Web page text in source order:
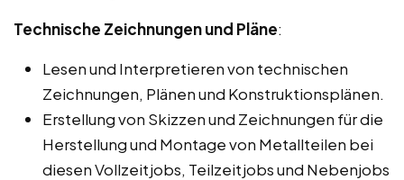
Technische Zeichnungen und Pläne:
Lesen und Interpretieren von technischen
Zeichnungen, Plänen und Konstruktionsplänen.
Erstellung von Skizzen und Zeichnungen für die
Herstellung und Montage von Metallteilen bei
diesen Vollzeitjobs, Teilzeitjobs und Nebenjobs